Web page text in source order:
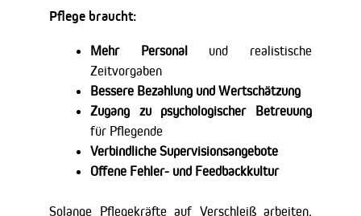
Pflege braucht:
Mehr Personalund realistische
Zeitvorgaben
Bessere Bezahlung und Wertschätzung
Zugang zu psychologischer Betreuung
für Pflegende
Verbindliche Supervisionsangebote
Offene Fehler- und Feedbackkultur
Solange Pflegekräfte auf Verschleiß arbeiten,